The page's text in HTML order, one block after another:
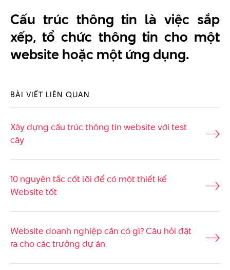
Cấu trúc thông tin là việc sắp
xếp, tổ chức thông tin cho một
website hoặc một ứng dụng.
BÀI VIẾT LIÊN QUAN
Xây dựng cấu trúc thông tin website với test
cây
10 nguyên tắc cốt lõi để có một thiết kế
Website tốt
Website doanh nghiệp cần có gì? Câu hỏi đặt
ra cho các trưởng dự án